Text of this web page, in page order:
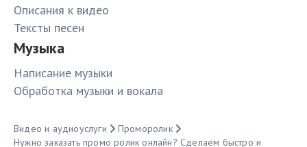
Описания к видео
Тексты песен
Музыка
Написание музыки
Обработка музыки и вокала
Видео и аудиоуслуги
Проморолик
Нужно заказать промо ролик онлайн? Сделаем быстро и